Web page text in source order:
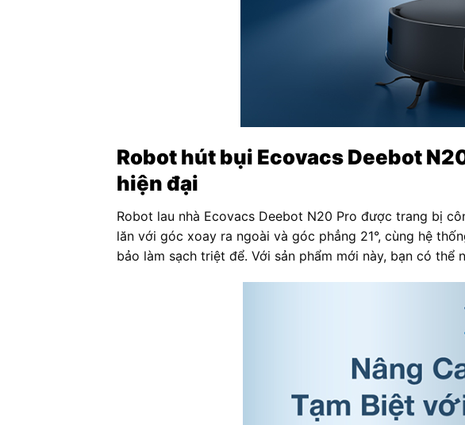
Robot hút bụi Ecovacs Deebot
hiện đại
Robot lau nhà Ecovacs Deebot N20 Pro được trang bị
lăn với góc xoay ra ngoài và góc phẳng 21°, cùng hệ
bảo làm sạch triệt để. Với sản phẩm mới này, bạn có